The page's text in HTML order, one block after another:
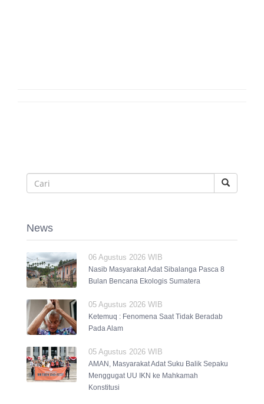
News
06 Agustus 2026 WIB
Nasib Masyarakat Adat Sibalanga Pasca 8
Bulan Bencana Ekologis Sumatera
05 Agustus 2026 WIB
Ketemuq : Fenomena Saat Tidak Beradab
Pada Alam
05 Agustus 2026 WIB
AMAN, Masyarakat Adat Suku Balik Sepaku
Menggugat UU IKN ke Mahkamah
Konstitusi